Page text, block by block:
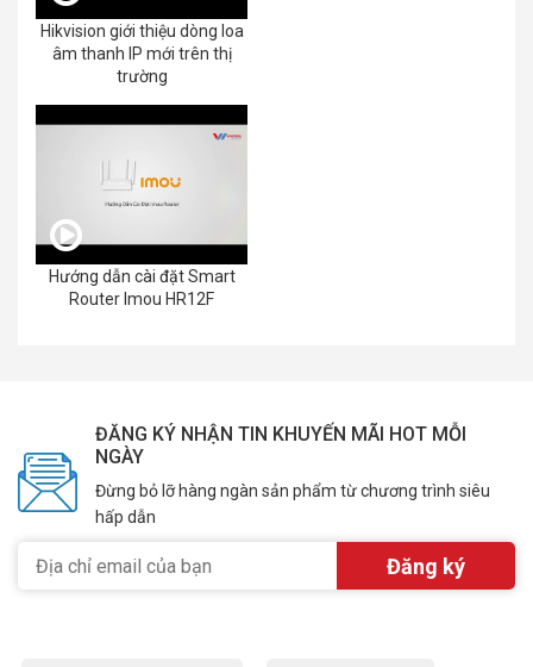
Hikvision giới thiệu dòng loa
âm thanh IP mới trên thị
trường
Hướng dẫn cài đặt Smart
Router Imou HR12F
ĐĂNG KÝ NHẬN TIN KHUYẾN MÃI HOT MỖI
NGÀY
Đừng bỏ lỡ hàng ngàn sản phẩm từ chương trình siêu
hấp dẫn